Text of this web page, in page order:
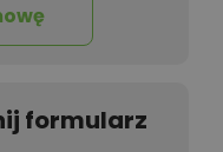
formularz